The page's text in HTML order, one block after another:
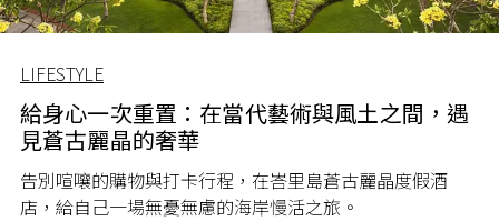
LIFESTYLE
給身心一次重置：在當代藝術與風土之間，遇
見蒼古麗晶的奢華
告別喧嚷的購物與打卡行程，在峇里島蒼古麗晶度假酒
店，給自己一場無憂無慮的海岸慢活之旅。